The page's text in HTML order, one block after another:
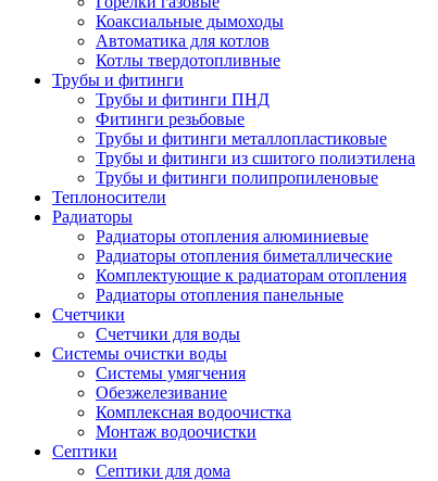
Коаксиальные дымоходы
Автоматика для котлов
Котлы твердотопливные
Трубы и фитинги
Трубы и фитинги ПНД
Фитинги резьбовые
Трубы и фитинги металлопластиковые
Трубы и фитинги из сшитого полиэтилена
Трубы и фитинги полипропиленовые
Теплоносители
Радиаторы
Радиаторы отопления алюминиевые
Радиаторы отопления биметаллические
Комплектующие к радиаторам отопления
Радиаторы отопления панельные
Cчетчики
Счетчики для воды
Системы очистки воды
Системы умягчения
Обезжелезивание
Комплексная водоочистка
Монтаж водоочистки
Септики
Септики для дома